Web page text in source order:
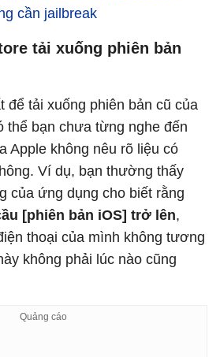
cần jailbreak
tải xuống phiên bản
để tải xuống phiên bản cũ của
thể bạn chưa từng nghe đến
Apple không nêu rõ liệu có
Ví dụ, bạn thường thấy
của ứng dụng cho biết rằng
[phiên bản iOS] trở lên,
thoại của mình không tương
không phải lúc nào cũng